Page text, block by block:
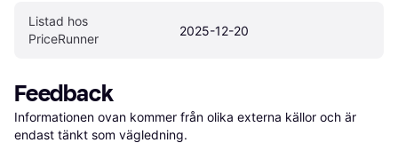
Listad hos
PriceRunner
2025-12-20
Feedback
Informationen ovan kommer från olika externa källor och är
endast tänkt som vägledning.